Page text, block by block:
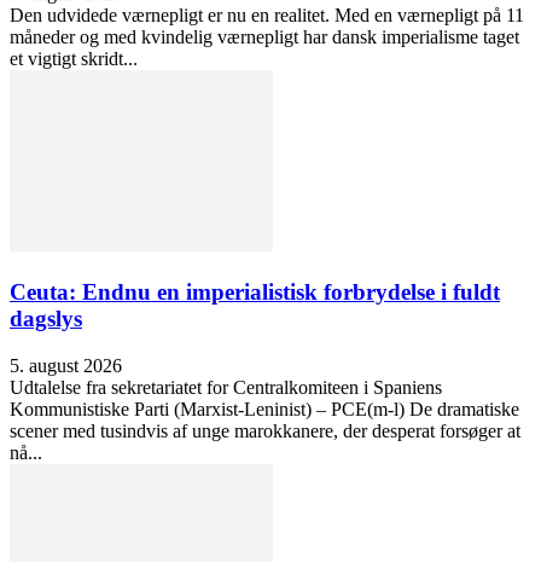
Den udvidede værnepligt er nu en realitet. Med en værnepligt på 11
måneder og med kvindelig værnepligt har dansk imperialisme taget
et vigtigt skridt...
Ceuta: Endnu en imperialistisk forbrydelse i fuldt
dagslys
5. august 2026
Udtalelse fra sekretariatet for Centralkomiteen i Spaniens
Kommunistiske Parti (Marxist-Leninist) – PCE(m-l) De dramatiske
scener med tusindvis af unge marokkanere, der desperat forsøger at
nå...